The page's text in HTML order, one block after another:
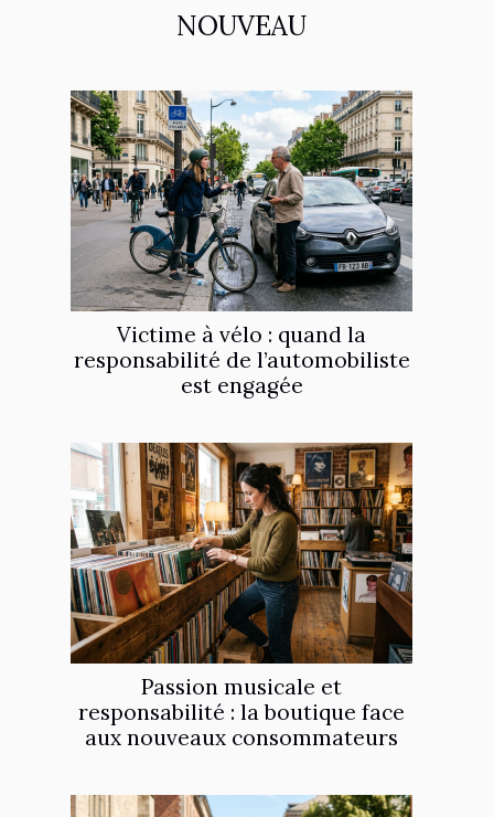
NOUVEAU
Victime à vélo : quand la
responsabilité de l’automobiliste
est engagée
Passion musicale et
responsabilité : la boutique face
aux nouveaux consommateurs